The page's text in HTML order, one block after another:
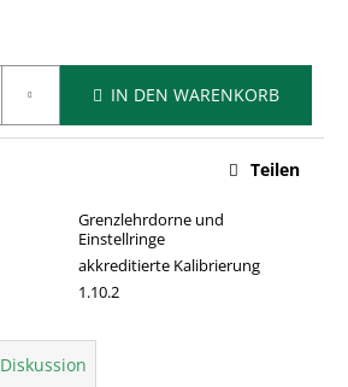
IN DEN WARENKORB
Grenzlehrdorne und
Einstellringe
akkreditierte Kalibrierung
1.10.2
Teilen
Diskussion